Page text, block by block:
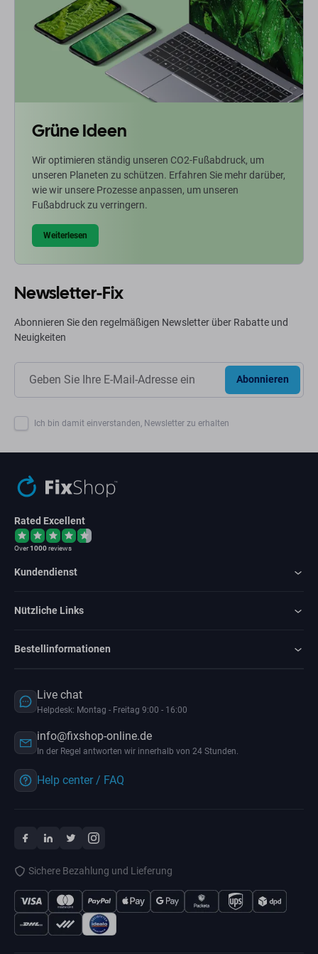
Grüne Ideen
Wir optimieren ständig unseren CO2-Fußabdruck, um
unseren Planeten zu schützen. Erfahren Sie mehr darüber,
wie wir unsere Prozesse anpassen, um unseren
Fußabdruck zu verringern.
Weiterlesen
Newsletter-Fix
Abonnieren Sie den regelmäßigen Newsletter über Rabatte und
Neuigkeiten
Abonnieren
Ich bin damit einverstanden, Newsletter zu erhalten
Rated Excellent
Over1000reviews
Kundendienst
Nützliche Links
Bestellinformationen
Live chat
Helpdesk: Montag - Freitag 9:00 - 16:00
info@fixshop-online.de
In der Regel antworten wir innerhalb von 24 Stunden.
Help center / FAQ
Sichere Bezahlung und Lieferung